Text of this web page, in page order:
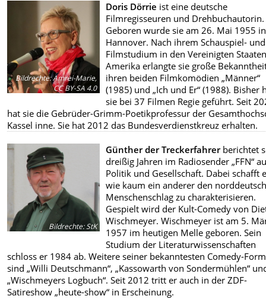
Bildrechte:Amrei-Marie,
CC BY-SA 4.0
Doris Dörrie ist eine deutsche
Filmregisseuren und Drehbuchautorin.
Geboren wurde sie am 26. Mai 1955 in
Hannover. Nach ihrem Schauspiel- und
Filmstudium in den Vereinigten
Amerika erlangte sie große
ihren beiden Filmkomödien „Männer“
(1985) und „Ich und Er“ (1988). Bisher
sie bei 37 Filmen Regie geführt. Seit
hat sie die Gebrüder-Grimm-Poetikprofessur der
Kassel inne. Sie hat 2012 das Bundesverdienstkreuz erhalten.
Bildrechte:StK
Günther der Treckerfahrerberichtet
dreißig Jahren im Radiosender „FFN“
Politik und Gesellschaft. Dabei schafft
wie kaum ein anderer den
Menschenschlag zu charakterisieren.
Gespielt wird der Kult-Comedy von
Wischmeyer. Wischmeyer ist am 5.
1957 im heutigen Melle geboren. Sein
Studium der Literaturwissenschaften
schloss er 1984 ab. Weitere seiner bekanntesten Comedy-
sind „Willi Deutschmann“, „Kassowarth von Sondermühlen“
„Wischmeyers Logbuch“. Seit 2012 tritt er auch in der ZDF-
Satireshow „heute-show“ in Erscheinung.